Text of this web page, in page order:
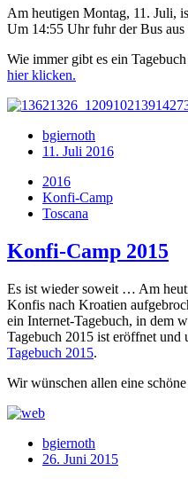
Am heutigen Montag, 11. Juli,
Um 14:55 Uhr fuhr der Bus aus
Wie immer gibt es ein
hier klicken.
bgiernoth
11. Juli 2016
2016
Konfi-Camp
Toscana
Konfi-Camp 2015
Es ist wieder soweit … Am
Konfis nach Kroatien
ein Internet-Tagebuch, in dem
Tagebuch 2015 ist eröffnet
Tagebuch 2015.
Wir wünschen allen eine
bgiernoth
26. Juni 2015